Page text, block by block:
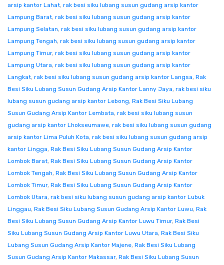
arsip kantor Lahat, rak besi siku lubang susun gudang arsip kantor
Lampung Barat, rak besi siku lubang susun gudang arsip kantor
Lampung Selatan, rak besi siku lubang susun gudang arsip kantor
Lampung Tengah, rak besi siku lubang susun gudang arsip kantor
Lampung Timur, rak besi siku lubang susun gudang arsip kantor
Lampung Utara, rak besi siku lubang susun gudang arsip kantor
Langkat, rak besi siku lubang susun gudang arsip kantor Langsa, Rak
Besi Siku Lubang Susun Gudang Arsip Kantor Lanny Jaya, rak besi siku
lubang susun gudang arsip kantor Lebong, Rak Besi Siku Lubang
Susun Gudang Arsip Kantor Lembata, rak besi siku lubang susun
gudang arsip kantor Lhokseumawe, rak besi siku lubang susun gudang
arsip kantor Lima Puluh Kota, rak besi siku lubang susun gudang arsip
kantor Lingga, Rak Besi Siku Lubang Susun Gudang Arsip Kantor
Lombok Barat, Rak Besi Siku Lubang Susun Gudang Arsip Kantor
Lombok Tengah, Rak Besi Siku Lubang Susun Gudang Arsip Kantor
Lombok Timur, Rak Besi Siku Lubang Susun Gudang Arsip Kantor
Lombok Utara, rak besi siku lubang susun gudang arsip kantor Lubuk
Linggau, Rak Besi Siku Lubang Susun Gudang Arsip Kantor Luwu, Rak
Besi Siku Lubang Susun Gudang Arsip Kantor Luwu Timur, Rak Besi
Siku Lubang Susun Gudang Arsip Kantor Luwu Utara, Rak Besi Siku
Lubang Susun Gudang Arsip Kantor Majene, Rak Besi Siku Lubang
Susun Gudang Arsip Kantor Makassar, Rak Besi Siku Lubang Susun